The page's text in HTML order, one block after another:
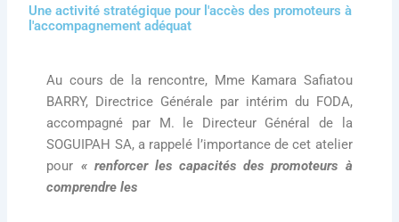
Une activité stratégique pour l'accès des promoteurs à
l'accompagnement adéquat
Au cours de la rencontre, Mme Kamara Safiatou
BARRY, Directrice Générale par intérim du FODA,
accompagné par M. le Directeur Général de la
SOGUIPAH SA, a rappelé l’importance de cet atelier
pour « renforcer les capacités des promoteurs à
comprendre les